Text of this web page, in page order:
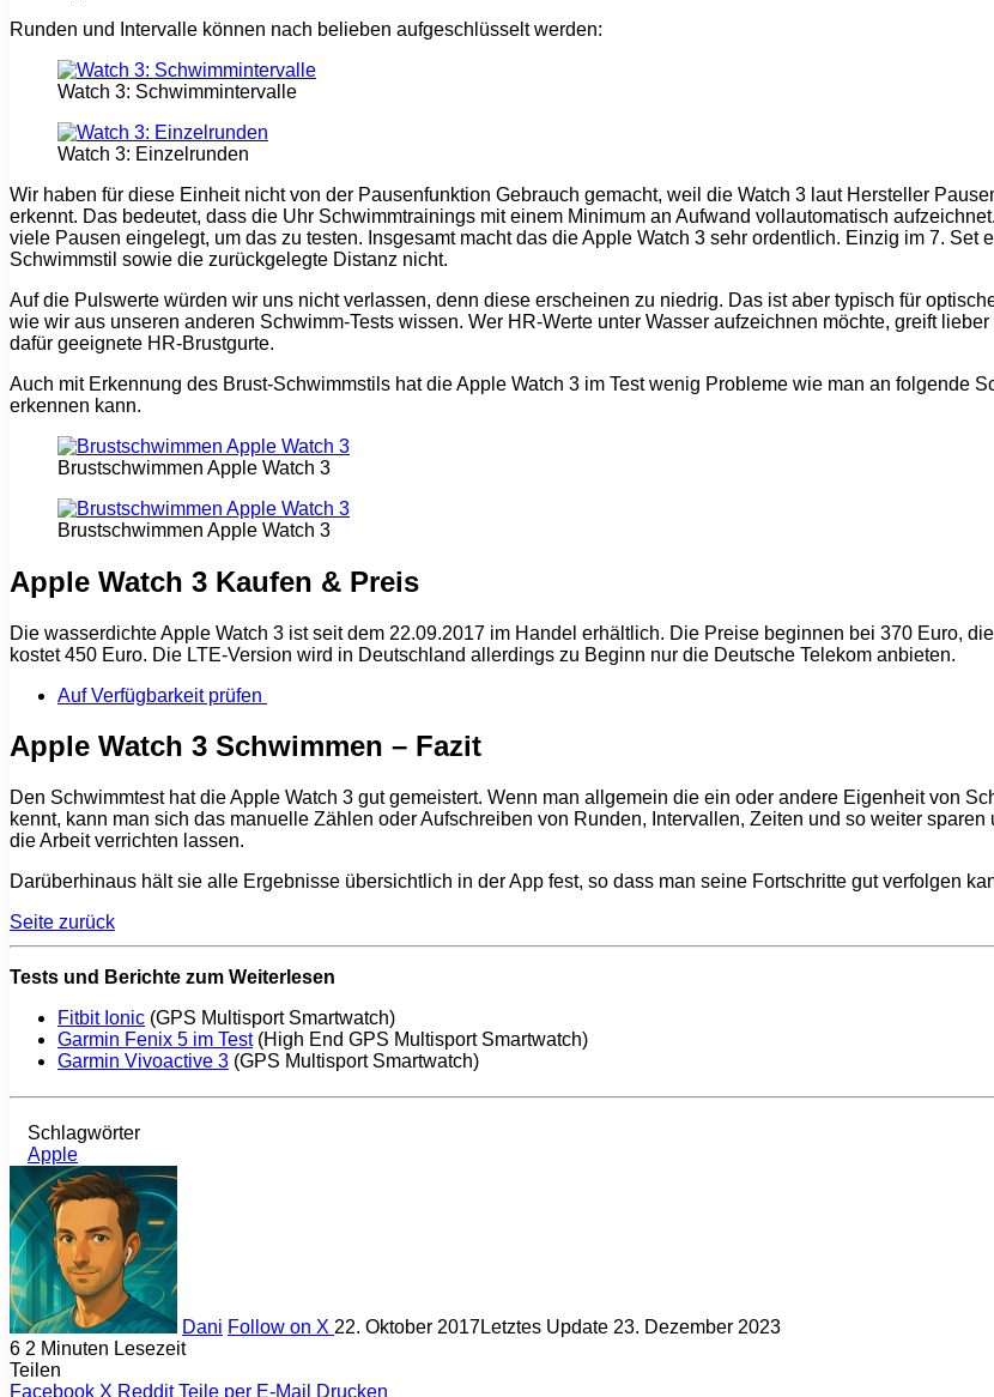
Runden und Intervalle können nach belieben aufgeschlüsselt werden:
Watch 3: Schwimmintervalle
Watch 3: Einzelrunden
Wir haben für diese Einheit nicht von der Pausenfunktion Gebrauch gemacht, weil die Watch 3 laut Hersteller
erkennt. Das bedeutet, dass die Uhr Schwimmtrainings mit einem Minimum an Aufwand vollautomatisch
viele Pausen eingelegt, um das zu testen. Insgesamt macht das die Apple Watch 3 sehr ordentlich. Einzig im 7. Set
Schwimmstil sowie die zurückgelegte Distanz nicht.
Auf die Pulswerte würden wir uns nicht verlassen, denn diese erscheinen zu niedrig. Das ist aber typisch für
wie wir aus unseren anderen Schwimm-Tests wissen. Wer HR-Werte unter Wasser aufzeichnen möchte, greift lieber
dafür geeignete HR-Brustgurte.
Auch mit Erkennung des Brust-Schwimmstils hat die Apple Watch 3 im Test wenig Probleme wie man an folgende
erkennen kann.
Brustschwimmen Apple Watch 3
Brustschwimmen Apple Watch 3
Apple Watch 3 Kaufen & Preis
Die wasserdichte Apple Watch 3 ist seit dem 22.09.2017 im Handel erhältlich. Die Preise beginnen bei 370 Euro,
kostet 450 Euro. Die LTE-Version wird in Deutschland allerdings zu Beginn nur die Deutsche Telekom anbieten.
Auf Verfügbarkeit prüfen
Apple Watch 3 Schwimmen – Fazit
Den Schwimmtest hat die Apple Watch 3 gut gemeistert. Wenn man allgemein die ein oder andere Eigenheit von
kennt, kann man sich das manuelle Zählen oder Aufschreiben von Runden, Intervallen, Zeiten und so weiter sparen
die Arbeit verrichten lassen.
Darüberhinaus hält sie alle Ergebnisse übersichtlich in der App fest, so dass man seine Fortschritte gut verfolgen
Seite zurück
Tests und Berichte zum Weiterlesen
Fitbit Ionic (GPS Multisport Smartwatch)
Garmin Fenix 5 im Test(High End GPS Multisport Smartwatch)
Garmin Vivoactive 3 (GPS Multisport Smartwatch)
Schlagwörter
Apple
Dani Follow on X 22. Oktober 2017Letztes Update 23. Dezember 2023
6 2 Minuten Lesezeit
Teilen
Facebook X Reddit Teile per E-Mail Drucken